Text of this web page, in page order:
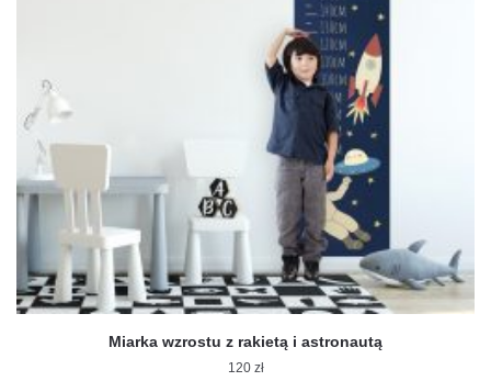
Miarka wzrostu z rakietą i astronautą
120 zł